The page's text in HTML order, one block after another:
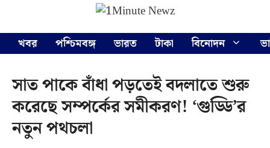
content
খবর
পশ্চিমবঙ্গ ভারত টাকা বিনোদন
সাত পাকে বাঁধা পড়তেই বদলাতে শুরু
করেছে সম্পর্কের সমীকরণ! ‘গুড্ডি’র
নতুন পথচলা